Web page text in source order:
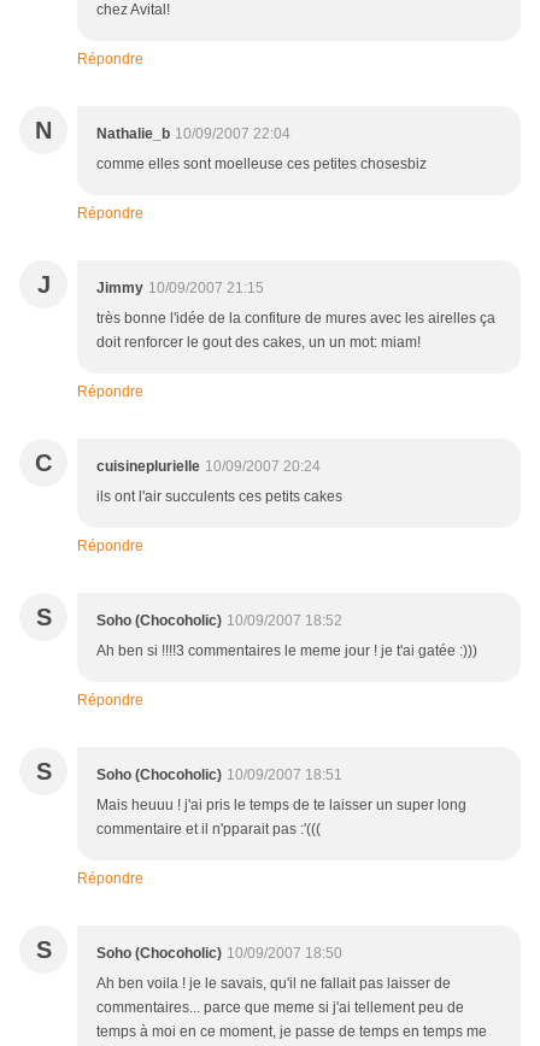
chez Avital!
Répondre
N Nathalie_b 10/09/2007 22:04
comme elles sont moelleuse ces petites chosesbiz
Répondre
J Jimmy 10/09/2007 21:15
très bonne l'idée de la confiture de mures avec les airelles ça
doit renforcer le gout des cakes, un un mot: miam!
Répondre
C cuisineplurielle 10/09/2007 20:24
ils ont l'air succulents ces petits cakes
Répondre
S Soho (Chocoholic) 10/09/2007 18:52
Ah ben si !!!!3 commentaires le meme jour ! je t'ai gatée :)))
Répondre
S Soho (Chocoholic) 10/09/2007 18:51
Mais heuuu ! j'ai pris le temps de te laisser un super long
commentaire et il n'pparait pas :'(((
Répondre
S Soho (Chocoholic) 10/09/2007 18:50
Ah ben voila ! je le savais, qu'il ne fallait pas laisser de
commentaires... parce que meme si j'ai tellement peu de
temps à moi en ce moment, je passe de temps en temps me